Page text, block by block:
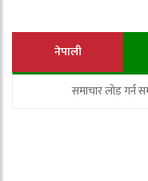
नेपाली
समाचार लोड गर्न